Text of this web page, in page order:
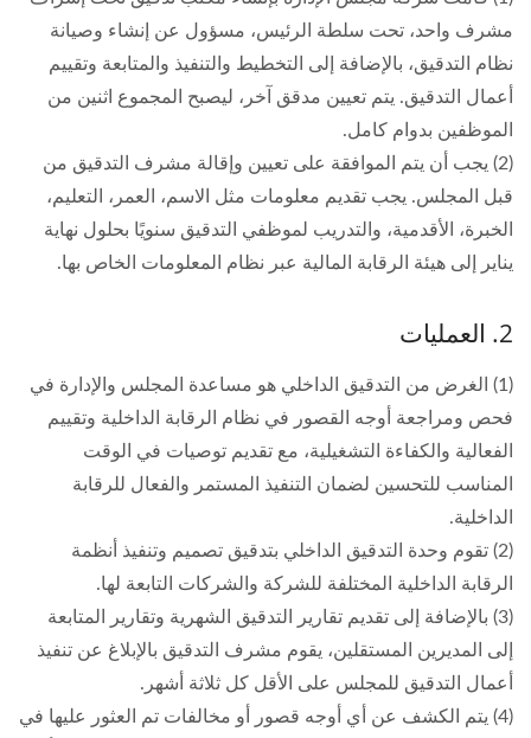
مشرف واحد، تحت سلطة الرئيس، مسؤول عن إنشاء وصيانة
نظام التدقيق، بالإضافة إلى التخطيط والتنفيذ والمتابعة وتقييم
أعمال التدقيق. يتم تعيين مدقق آخر، ليصبح المجموع اثنين من
الموظفين بدوام كامل.
(2) يجب أن يتم الموافقة على تعيين وإقالة مشرف التدقيق من
قبل المجلس. يجب تقديم معلومات مثل الاسم، العمر، التعليم،
الخبرة، الأقدمية، والتدريب لموظفي التدقيق سنويًا بحلول نهاية
يناير إلى هيئة الرقابة المالية عبر نظام المعلومات الخاص بها.
2. العمليات
(1) الغرض من التدقيق الداخلي هو مساعدة المجلس والإدارة في
فحص ومراجعة أوجه القصور في نظام الرقابة الداخلية وتقييم
الفعالية والكفاءة التشغيلية، مع تقديم توصيات في الوقت
المناسب للتحسين لضمان التنفيذ المستمر والفعال للرقابة
الداخلية.
(2) تقوم وحدة التدقيق الداخلي بتدقيق تصميم وتنفيذ أنظمة
الرقابة الداخلية المختلفة للشركة والشركات التابعة لها.
(3) بالإضافة إلى تقديم تقارير التدقيق الشهرية وتقارير المتابعة
إلى المديرين المستقلين، يقوم مشرف التدقيق بالإبلاغ عن تنفيذ
أعمال التدقيق للمجلس على الأقل كل ثلاثة أشهر.
(4) يتم الكشف عن أي أوجه قصور أو مخالفات تم العثور عليها في